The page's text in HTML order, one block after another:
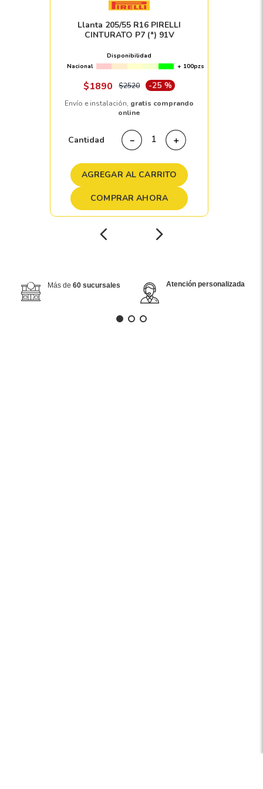
Llanta 205/55 R16 PIRELLI
CINTURATO P7 (*) 91V
Disponibilidad
Nacional
+ 100pzs
$1890 $2520 -25 %
Envío e instalación, gratis comprando
online
Cantidad ＋
－
AGREGAR AL CARRITO
COMPRAR AHORA
Más de 60 sucursales Atención personalizada